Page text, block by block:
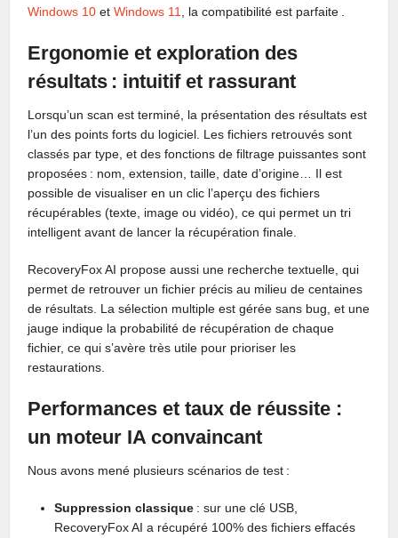
Windows 10 etWindows 11 , la compatibilité est parfaite .
Ergonomie et exploration des
résultats : intuitif et rassurant
Lorsqu’un scan est terminé, la présentation des résultats est
l’un des points forts du logiciel. Les fichiers retrouvés sont
classés par type, et des fonctions de filtrage puissantes sont
proposées : nom, extension, taille, date d’origine… Il est
possible de visualiser en un clic l’aperçu des fichiers
récupérables (texte, image ou vidéo), ce qui permet un tri
intelligent avant de lancer la récupération finale.
RecoveryFox AI propose aussi une recherche textuelle, qui
permet de retrouver un fichier précis au milieu de centaines
de résultats. La sélection multiple est gérée sans bug, et une
jauge indique la probabilité de récupération de chaque
fichier, ce qui s’avère très utile pour prioriser les
restaurations.
Performances et taux de réussite :
un moteur IA convaincant
Nous avons mené plusieurs scénarios de test :
Suppression classique : sur une clé USB,
RecoveryFox AI a récupéré 100% des fichiers effacés